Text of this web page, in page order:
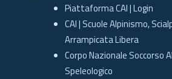
Piattaforma CAI | Login
CAI | Scuole Alpinismo,
Arrampicata Libera
Corpo Nazionale Soccorso
Speleologico